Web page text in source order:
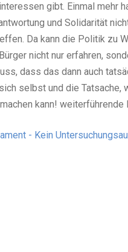
gibt. Einmal mehr
und Solidarität
Da kann die Politik zu
nicht nur erfahren,
dass das dann auch
selbst und die
kann! weiterführende
- Kein